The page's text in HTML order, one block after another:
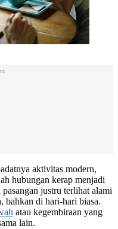
aktivitas modern,
hubungan kerap menjadi
justru terlihat alami
bahkan di hari-hari biasa.
atau kegembiraan yang
lain.